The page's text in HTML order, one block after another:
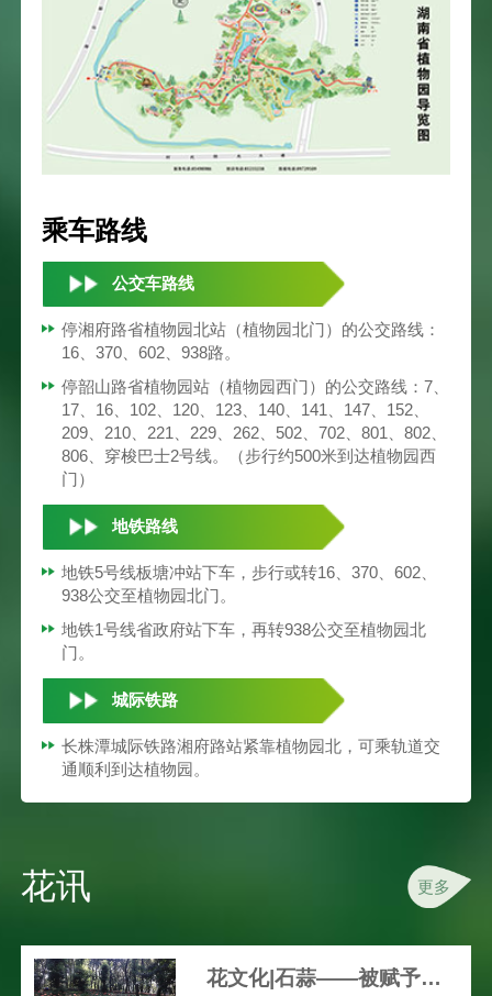
乘车路线
公交车路线
停湘府路省植物园北站（植物园北门）的公交路线：
16、370、602、938路。
停韶山路省植物园站（植物园西门）的公交路线：7、
17、16、102、120、123、140、141、147、152、
209、210、221、229、262、502、702、801、802、
806、穿梭巴士2号线。（步行约500米到达植物园西
门）
地铁路线
地铁5号线板塘冲站下车，步行或转16、370、602、
938公交至植物园北门。
地铁1号线省政府站下车，再转938公交至植物园北
门。
城际铁路
长株潭城际铁路湘府路站紧靠植物园北，可乘轨道交
通顺利到达植物园。
花讯 更多
花文化|石蒜——被赋予众多文艺、神秘色彩的花